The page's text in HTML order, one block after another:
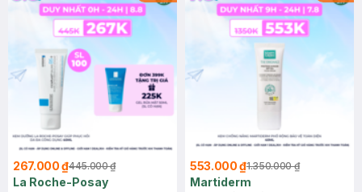
267.000 ₫445.000 ₫
La Roche-Posay
553.000 ₫1.350.000 ₫
Martiderm